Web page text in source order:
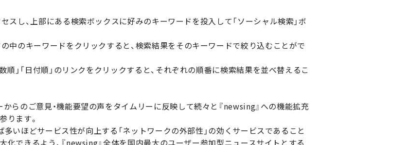
セスし、上部にある検索ボックスに好みのキーワードを投入して「ソーシャル検索」ボ
中のキーワードをクリックすると、検索結果をそのキーワードで絞り込むことがで
順」「日付順」のリンクをクリックすると、それぞれの順番に検索結果を並べ替えるこ
らのご意見・機能要望の声をタイムリーに反映して続々と『newsing』への機能拡充
ります。
いほどサービス性が向上する「ネットワークの外部性」の効くサービスであること
化できるよう、『newsing』全体を国内最大のユーザー参加型ニュースサイトとする